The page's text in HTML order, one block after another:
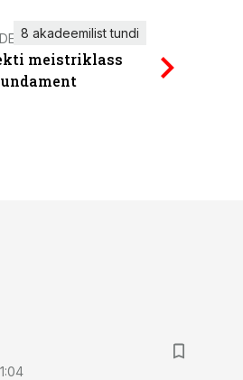
meistriklass
8 akadeemilist tundi